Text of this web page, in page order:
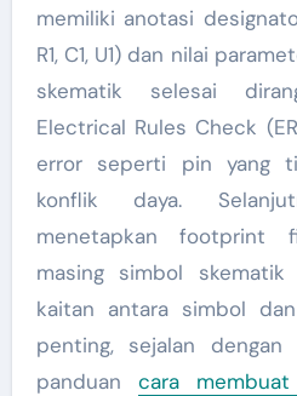
memiliki anotasi
R1, C1, U1) dan nilai
skematik selesai
Electrical Rules Check
error seperti pin yang
konflik daya.
menetapkan footprint
masing simbol skematik
kaitan antara simbol
penting, sejalan
panduan cara